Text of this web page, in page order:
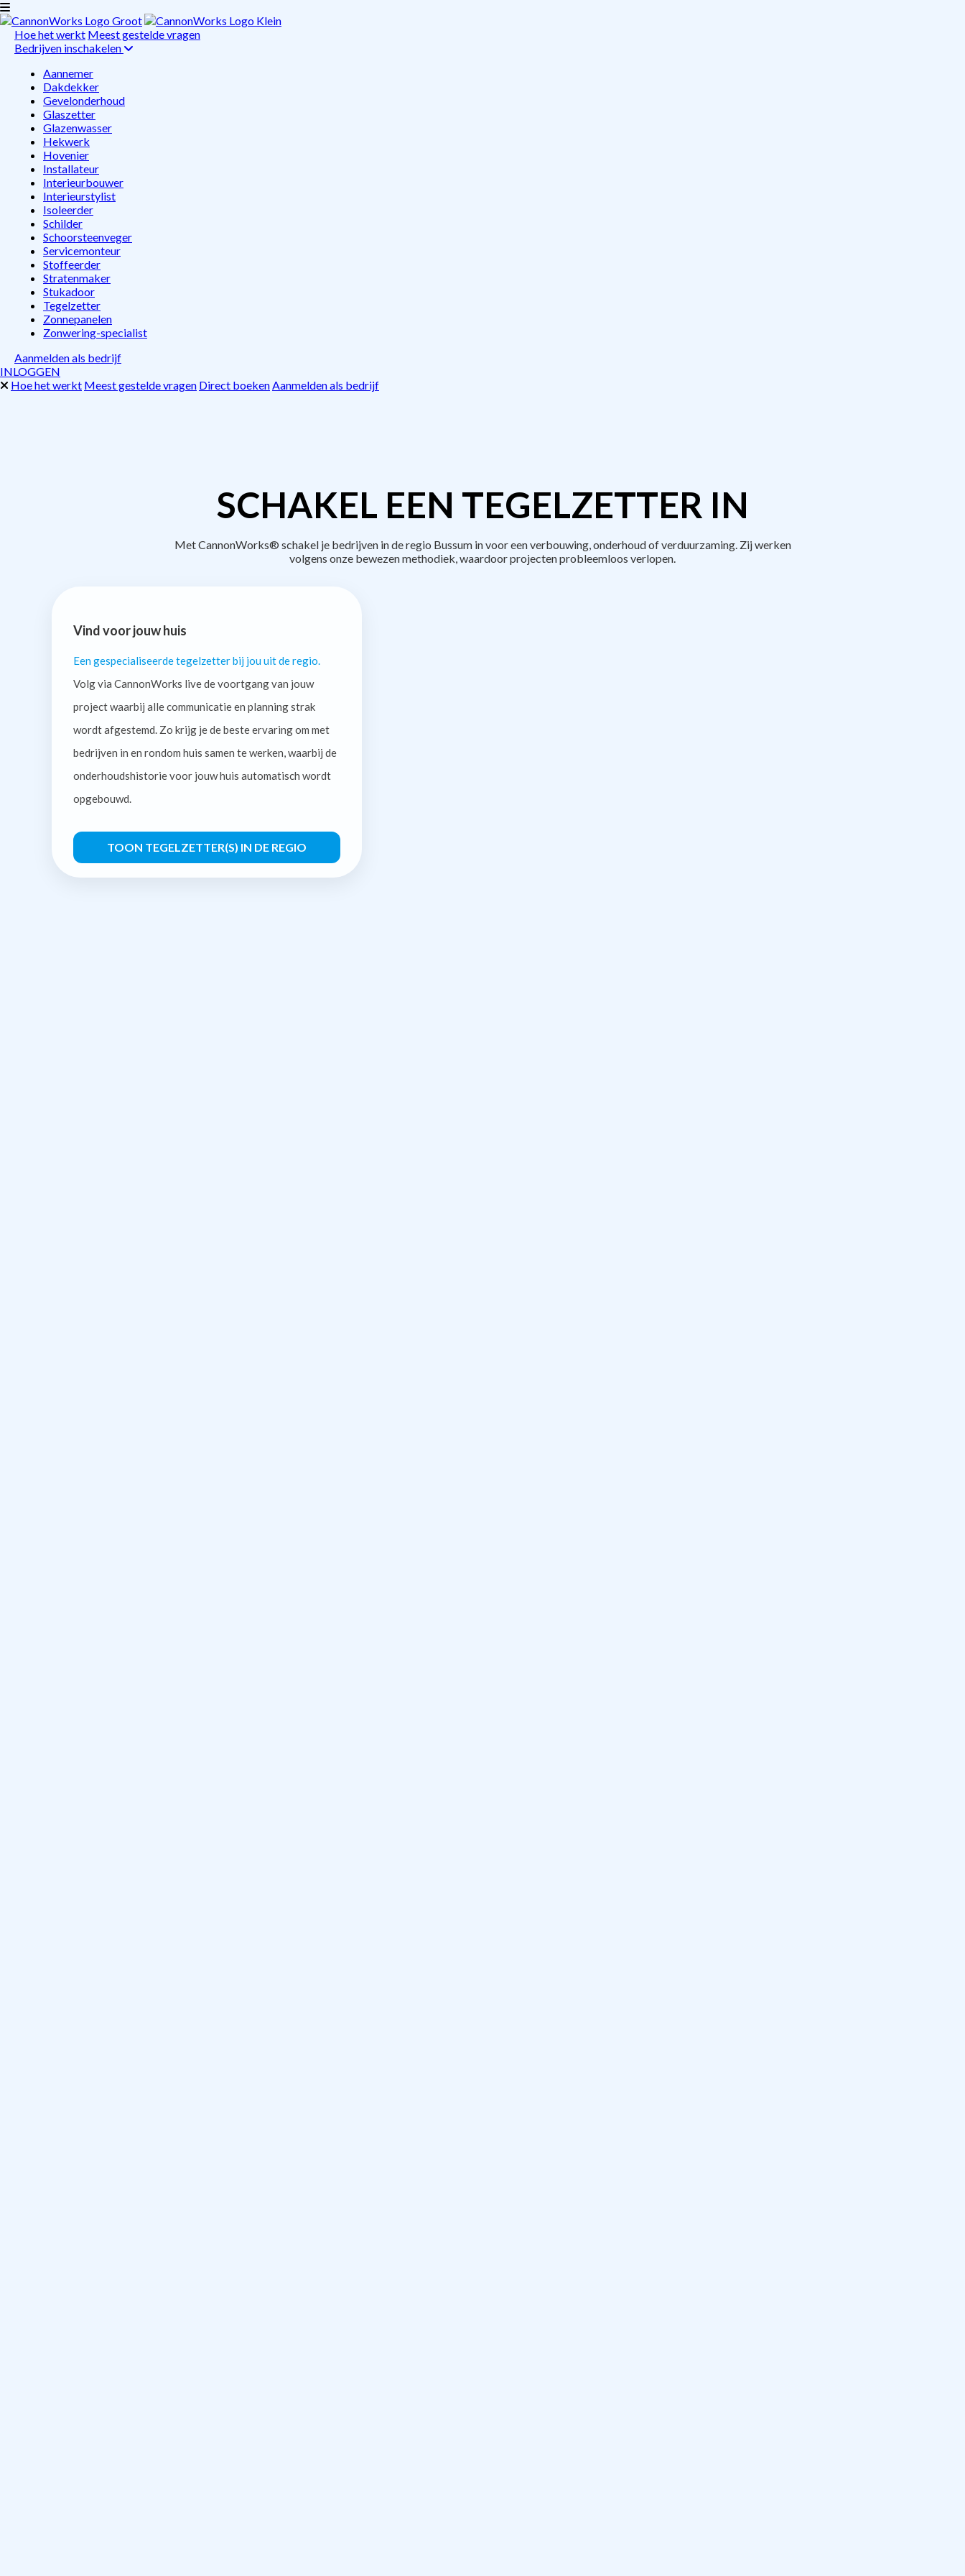
Hoe het werkt Meest gestelde vragen
Bedrijven inschakelen
Aannemer
Dakdekker
Gevelonderhoud
Glaszetter
Glazenwasser
Hekwerk
Hovenier
Installateur
Interieurbouwer
Interieurstylist
Isoleerder
Schilder
Schoorsteenveger
Servicemonteur
Stoffeerder
Stratenmaker
Stukadoor
Tegelzetter
Zonnepanelen
Zonwering-specialist
Aanmelden als bedrijf
INLOGGEN
Hoe het werkt Meest gestelde vragen Direct boekenAanmelden als bedrijf
SCHAKEL EEN TEGELZETTER IN
Met CannonWorks® schakel je bedrijven in de regio Bussum in voor een verbouwing, onderhoud of verduurzaming. Zij werken
volgens onze bewezen methodiek, waardoor projecten probleemloos verlopen.
Vind voor jouw huis
Een gespecialiseerde tegelzetter bij jou uit de regio.
Volg via CannonWorks live de voortgang van jouw
project waarbij alle communicatie en planning strak
wordt afgestemd. Zo krijg je de beste ervaring om met
bedrijven in en rondom huis samen te werken, waarbij de
onderhoudshistorie voor jouw huis automatisch wordt
opgebouwd.
TOON TEGELZETTER(S) IN DE REGIO